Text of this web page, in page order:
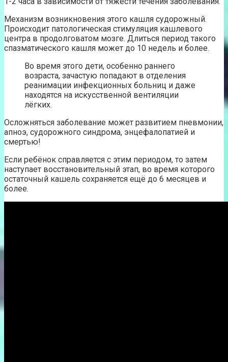
Механизм возникновения этого кашля судорожный.
Происходит патологическая стимуляция кашлевого
центра в продолговатом мозге. Длиться период такого
спазматического кашля может до 10 недель и более.
Во время этого дети, особенно раннего
возраста, зачастую попадают в отделения
реанимации инфекционных больниц и даже
находятся на искусственной вентиляции
лёгких.
Осложняться заболевание может развитием пневмонии,
апноэ, судорожного синдрома, энцефалопатией и
смертью!
Если ребёнок справляется с этим периодом, то затем
наступает восстановительный этап, во время которого
остаточный кашель сохраняется ещё до 6 месяцев и
более.